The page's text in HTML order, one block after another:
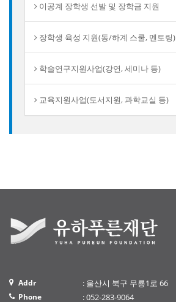
이공계 장학생 선발 및 장학금 지원
장학생 육성 지원(동/하계 스쿨, 멘토링)
학술연구지원사업(강연, 세미나 등)
교육지원사업(도서지원, 과학교실 등)
Addr : 울산시 북구 무룡1로 66
Phone : 052-283-9064